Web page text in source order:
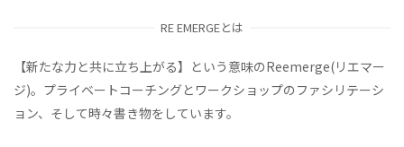
RE EMERGEとは
【新たな力と共に立ち上がる】という意味のReemerge(リエマー
ジ)。プライベートコーチングとワークショップのファシリテーシ
ョン、そして時々書き物をしています。